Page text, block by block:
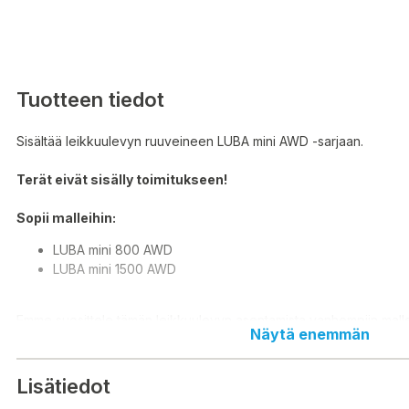
Tuotteen tiedot
Sisältää leikkuulevyn ruuveineen LUBA mini AWD -sarjaan.
Terät eivät sisälly toimitukseen!
Sopii malleihin:
LUBA mini 800 AWD
LUBA mini 1500 AWD
ja 2. Tämän leikkulevyn asentaminen vanhempiin malleihin voi
mitätöidä takuun.
Alkuperäinen Mammotion varaosa / lisävaruste.
Näytä enemmän
Lisätiedot